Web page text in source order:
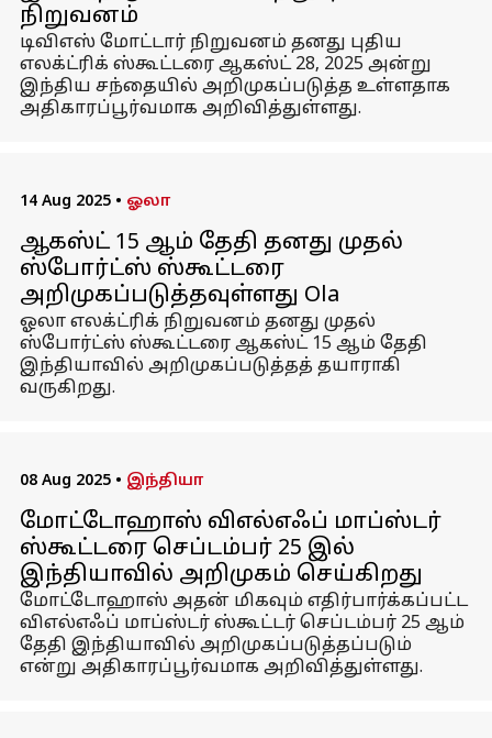
நிறுவனம்
டிவிஎஸ் மோட்டார் நிறுவனம் தனது புதிய
எலக்ட்ரிக் ஸ்கூட்டரை ஆகஸ்ட் 28, 2025 அன்று
இந்திய சந்தையில் அறிமுகப்படுத்த உள்ளதாக
அதிகாரப்பூர்வமாக அறிவித்துள்ளது.
14 Aug 2025 • ஓலா
ஆகஸ்ட் 15 ஆம் தேதி தனது முதல்
ஸ்போர்ட்ஸ் ஸ்கூட்டரை
அறிமுகப்படுத்தவுள்ளது Ola
ஓலா எலக்ட்ரிக் நிறுவனம் தனது முதல்
ஸ்போர்ட்ஸ் ஸ்கூட்டரை ஆகஸ்ட் 15 ஆம் தேதி
இந்தியாவில் அறிமுகப்படுத்தத் தயாராகி
வருகிறது.
08 Aug 2025 • இந்தியா
மோட்டோஹாஸ் விஎல்எஃப் மாப்ஸ்டர்
ஸ்கூட்டரை செப்டம்பர் 25 இல்
இந்தியாவில் அறிமுகம் செய்கிறது
மோட்டோஹாஸ் அதன் மிகவும் எதிர்பார்க்கப்பட்ட
விஎல்எஃப் மாப்ஸ்டர் ஸ்கூட்டர் செப்டம்பர் 25 ஆம்
தேதி இந்தியாவில் அறிமுகப்படுத்தப்படும்
என்று அதிகாரப்பூர்வமாக அறிவித்துள்ளது.